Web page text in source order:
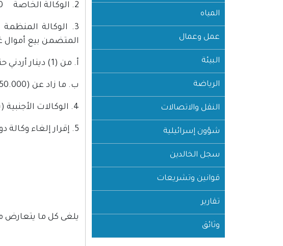
المياه
عمل وعمال
البيئة
الرياضة
النقل والاتصالات
شؤون إسرائيلية
سجل الخالدين
قوانين وتشريعات
تقارير
وثائق
2. الوكالة الخاصة 20 دينار أردني عن كل توقيع.
3. الوكالة
المتضمن بيع أموال
أ. من (1) دينار أردني حتى (50.000) دينار أردني 0.5% (نصف بالمائة).
ب. ما زاد عن (50.000) دينار أردني 1% (واحد بالمائة).
4. الوكالات الأجنبية (سند محفوظ) 25 دينار أردني.
5. إقرار إلغاء وكالة دورية 20 دينار أردني.
يلغى كل ما يتعارض